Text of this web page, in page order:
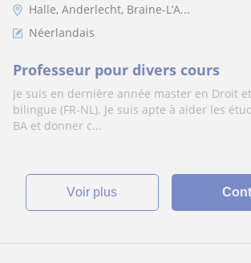
Halle, Anderlecht, Braine-L’A...
Néerlandais
Professeur pour divers cours
Je suis en dernière année master en Droit
bilingue (FR-NL). Je suis apte à aider les
BA et donner c...
voir plus